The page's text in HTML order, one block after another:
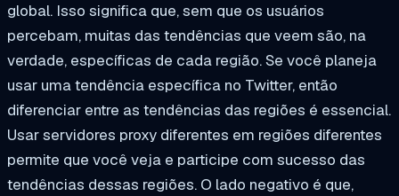
global. Isso significa que, sem que os usuários
percebam, muitas das tendências que veem são, na
verdade, específicas de cada região. Se você planeja
usar uma tendência específica no Twitter, então
diferenciar entre as tendências das regiões é essencial.
Usar servidores proxy diferentes em regiões diferentes
permite que você veja e participe com sucesso das
tendências dessas regiões. O lado negativo é que,